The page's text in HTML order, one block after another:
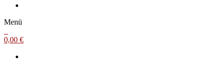
Menü
0,00 €